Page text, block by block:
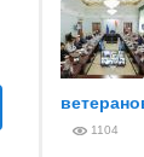
1104